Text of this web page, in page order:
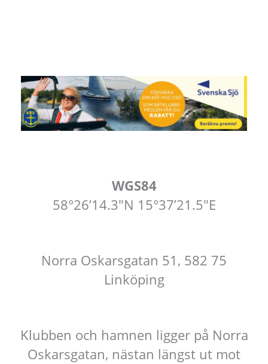
WGS84
58°26’14.3″N 15°37’21.5″E
Norra Oskarsgatan 51, 582 75
Linköping
Klubben och hamnen ligger på Norra
Oskarsgatan, nästan längst ut mot